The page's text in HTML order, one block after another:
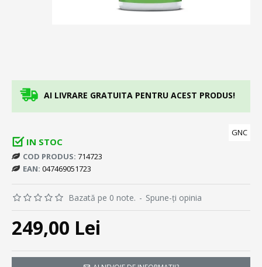
AI LIVRARE GRATUITA PENTRU ACEST PRODUS!
IN STOC
COD PRODUS: 714723
EAN: 047469051723
GNC
Bazată pe 0 note. - Spune-ţi opinia
249,00 Lei